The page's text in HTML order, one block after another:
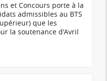
et Concours porte à la
admissibles au BTS
que les
la soutenance d'Avril